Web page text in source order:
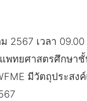
2567 เวลา
พทยศาสตรศึกษา
มีวัตถุประสง